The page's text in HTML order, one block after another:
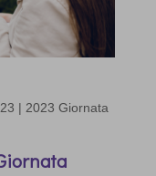
| 2023 Giornata